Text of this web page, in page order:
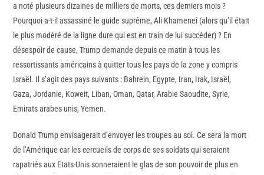
a noté plusieurs dizaines de milliers de morts, ces derniers mois ?
Pourquoi a-t-il assassiné le guide suprême, Ali Khamenei (alors qu’il était
le plus modéré de la ligne dure qui est en train de lui succéder) ? En
désespoir de cause, Trump demande depuis ce matin à tous les
ressortissants américains à quitter tous les pays de la zone y compris
Israël. Il s’agit des pays suivants : Bahrein, Egypte, Iran, Irak, Israël,
Gaza, Jordanie, Koweit, Liban, Oman, Qatar, Arabie Saoudite, Syrie,
Emirats arabes unis, Yemen.
Donald Trump envisagerait d’envoyer les troupes au sol. Ce sera la mort
de l’Amérique car les cercueils de corps de ses soldats qui seraient
rapatriés aux Etats-Unis sonneraient le glas de son pouvoir de plus en